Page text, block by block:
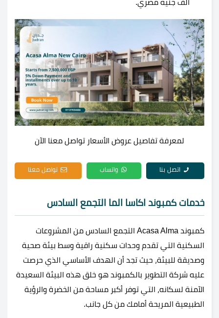
ألف جنيه مصري.
لمعرفة تفاصيل عروض الأسعار تواصل معنا الآن
اتصل بنا واتساب تواصل معنا
خدمات كمبوند اكاسا الما التجمع السادس
كمبوند Acasa Alma التجمع السادس من المشروعات
السكنية التي تقدم وحدات سكنية راقية وسط بيئة صحية
وصديقة للبيئة، حيث تجد أن الهدف الأساسي الذي حرصت
عليه شركة التطوير بالكمبوند هو خلق هذه البيئة السعيدة
الآمنة لسكانه، التي توفر أكبر مساحة من الخضرة والرؤية
الطبيعية المريحة أمامك من كل جانب.